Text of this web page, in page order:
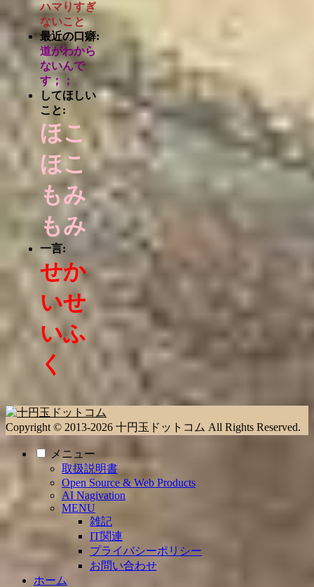
ハマりすぎ
ないこと
最近の口癖:
道がわから
ないんで
す；；
してほしい
こと:
ほこ
ほこ
もみ
もみ
一言:
せか
いせ
いふ
く
Copyright © 2013-2026 十円玉ドットコム All Rights Reserved.
メニュー
取扱説明書
Open Source & Web Products
AI Nagivation
MENU
雑記
IT関連
プライバシーポリシー
お問い合わせ
ホーム